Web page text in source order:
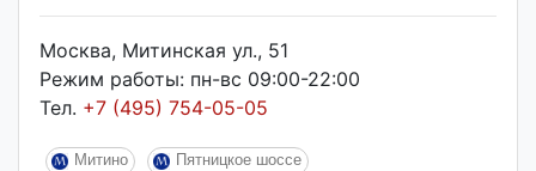
Москва, Митинская ул., 51
Режим работы: пн-вс 09:00-22:00
Тел. +7 (495) 754-05-05
Митино Пятницкое шоссе